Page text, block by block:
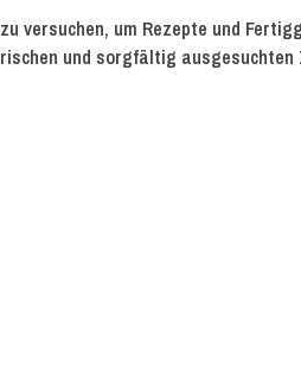
versuchen, um Rezepte und
und sorgfältig ausgesuchten